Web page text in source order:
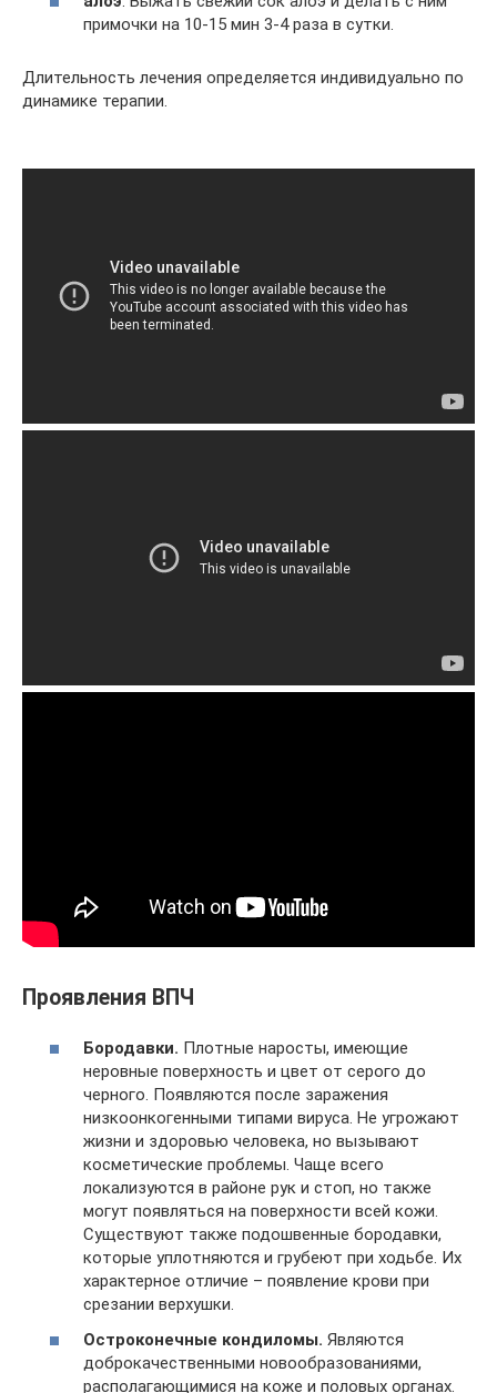
примочки на 10-15 мин 3-4 раза в сутки.
Длительность лечения определяется индивидуально по
динамике терапии.
Проявления ВПЧ
Бородавки. Плотные наросты, имеющие
неровные поверхность и цвет от серого до
черного. Появляются после заражения
низкоонкогенными типами вируса. Не угрожают
жизни и здоровью человека, но вызывают
косметические проблемы. Чаще всего
локализуются в районе рук и стоп, но также
могут появляться на поверхности всей кожи.
Существуют также подошвенные бородавки,
которые уплотняются и грубеют при ходьбе. Их
характерное отличие – появление крови при
срезании верхушки.
Остроконечные кондиломы. Являются
доброкачественными новообразованиями,
располагающимися на коже и половых органах.